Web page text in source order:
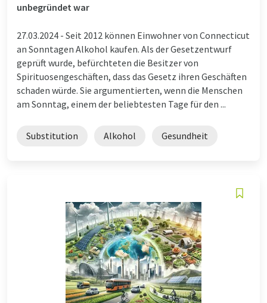
unbegründet war
27.03.2024 - Seit 2012 können Einwohner von Connecticut
an Sonntagen Alkohol kaufen. Als der Gesetzentwurf
geprüft wurde, befürchteten die Besitzer von
Spirituosengeschäften, dass das Gesetz ihren Geschäften
schaden würde. Sie argumentierten, wenn die Menschen
am Sonntag, einem der beliebtesten Tage für den ...
Substitution Alkohol Gesundheit